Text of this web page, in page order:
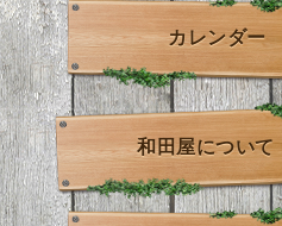
カレンダー
和田屋について